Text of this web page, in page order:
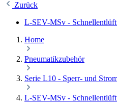
Zurück
L-SEV-MSv -
Home
Pneumatikzubehör
Serie L10 - Sperr- und
L-SEV-MSv -